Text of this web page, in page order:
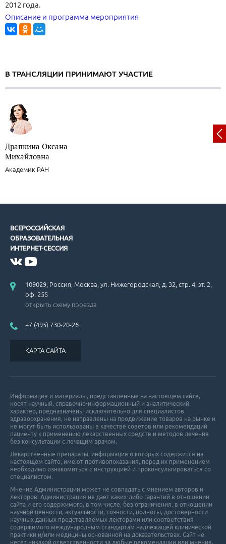
2012 года.
Описание и программа мероприятия
В ТРАНСЛЯЦИИ ПРИНИМАЮТ УЧАСТИЕ
Драпкина Оксана
Михайловна
Академик РАН
ВСЕРОССИЙСКАЯ
ОБРАЗОВАТЕЛЬНАЯ
ИНТЕРНЕТ-СЕССИЯ
109029, Россия, Москва, ул. Нижегородская, д. 32, стр. 4, эт. 2,
оф. 255
открыть схему проезда
+7 (495) 730-20-26
КАРТА САЙТА
Информация и материалы, представленные на настоящем сайте,
носят научный, справочно-информационный и аналитический
характер, предназначены исключительно для специалистов
здравоохранения, не направлены на продвижение товаров на рынке и
не могут быть использованы в качестве советов или рекомендаций
пациенту к применению лекарственных средств и методов лечения
без консультации с лечащим врачом.
Лекарственные препараты, информация о которых содержится на
настоящем сайте, имеют противопоказания, перед их применением
необходимо ознакомиться с инструкцией и проконсультироваться со
специалистом.
Мнение Администрации может не совпадать с мнением авторов и
лекторов. Администрация не дает каких-либо гарантий в отношении
cайта и его cодержимого, в том числе, без ограничения, в отношении
научной ценности, актуальности, точности, полноты, достоверности
научных данных представляемых лекторами или соответствия
содержимого международным стандартам надлежащей клинической
практики и/или медицины основанной на доказательствах. Сайт не
несет никакой ответственности за любые рекомендации или мнения,